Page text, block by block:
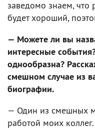
заведомо знаем, что
будет хороший,
— Можете ли вы
интересные
однообразна?
смешном случае из
биографии.
— Один из смешных
работой моих